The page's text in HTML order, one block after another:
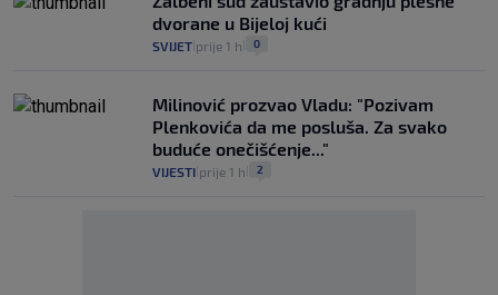
dvorane u Bijeloj kući
SVIJET prije 1 h 0
Milinović prozvao Vladu: "Pozivam
Plenkovića da me posluša. Za svako
buduće onečišćenje..."
VIJESTI prije 1 h 2